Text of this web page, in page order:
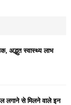
अद्भुत स्वास्थ्य लाभ
लगाने से मिलने वाले इन